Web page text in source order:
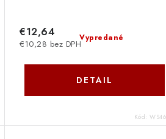
Vypredané
€10,28 bez DPH
€12,64
DETAIL
Kód: